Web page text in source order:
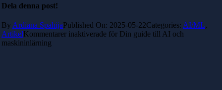
Dela denna post!
By Ardiana SpahijaPublished On: 2025-05-22Categories: AI/ML,
ArtikelKommentarer inaktiverade för Din guide till AI och
maskininlärning